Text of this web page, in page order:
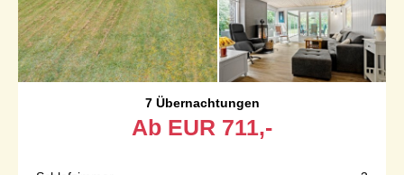
7 Übernachtungen
Ab EUR 711,-